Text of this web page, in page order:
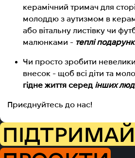
керамічний тримач для
молоддю з аутизмом в
або вітальну листівку чи
малюнками - теплі
Чи просто зробити
внесок - щоб всі діти та
гідне життя серед інших
Приєднуйтесь до нас!